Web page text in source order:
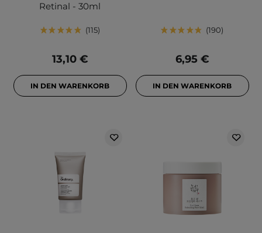
Retinal - 30ml
115
13,10 €
IN DEN WARENKORB
190
6,95 €
IN DEN WARENKORB